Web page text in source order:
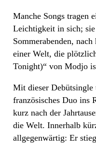
Manche Songs tragen
Leichtigkeit in sich;
Sommerabenden,
einer Welt, die
Tonight)“ von Modjo
Mit dieser Debütsingle
französisches Duo ins
kurz nach der
die Welt. Innerhalb
allgegenwärtig: Er